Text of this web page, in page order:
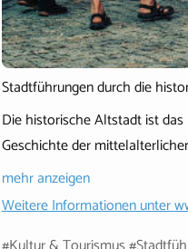
Stadtführungen durch die
Die historische Altstadt ist
Geschichte der
mehr anzeigen
Weitere Informationen unter